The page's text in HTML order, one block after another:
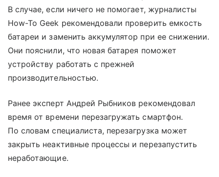
В случае, если ничего не помогает, журналисты
How-To Geek рекомендовали проверить емкость
батареи и заменить аккумулятор при ее снижении.
Они пояснили, что новая батарея поможет
устройству работать с прежней
производительностью.
Ранее эксперт Андрей Рыбников рекомендовал
время от времени перезагружать смартфон.
По словам специалиста, перезагрузка может
закрыть неактивные процессы и перезапустить
неработающие.